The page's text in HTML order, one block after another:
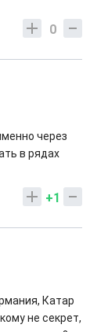
0
через
в рядах
+1
Катар
не секрет,